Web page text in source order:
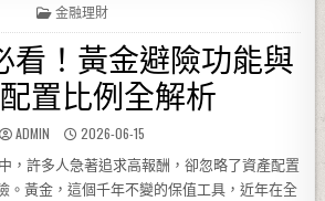
POSTED IN
金融理財
看！黃金避險功能與
置比例全解析
AUTHOR:
ADMIN PUBLISHED DATE:
2026-06-15
，許多人急著追求高報酬，卻忽略了資產配置
黃金，這個千年不變的保值工具，近年在全